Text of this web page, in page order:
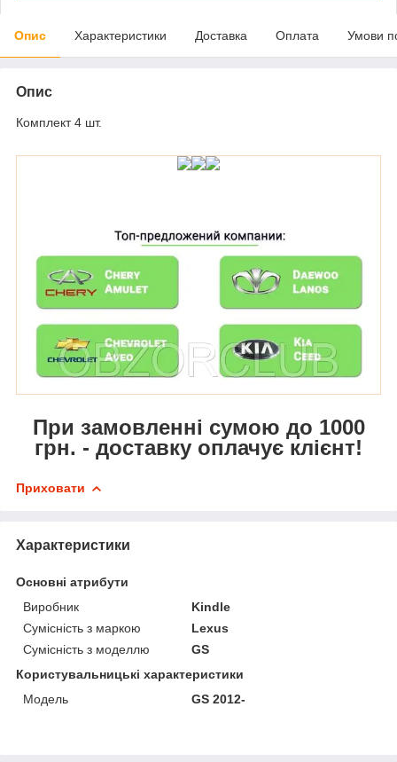
Опис Характеристики Доставка Оплата Умови
Опис
Комплект 4 шт.
При замовленні сумою до 1000
грн. - доставку оплачує клієнт!
Приховати
Характеристики
Основні атрибути
Виробник
Kindle
Сумісність з маркою
Lexus
Сумісність з моделлю
GS
Користувальницькі характеристики
Мoдель
GS 2012-